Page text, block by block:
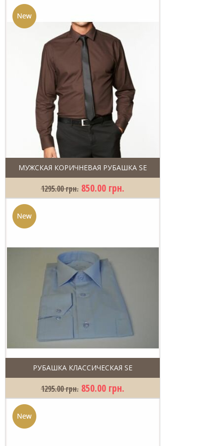
МУЖСКАЯ КОРИЧНЕВАЯ РУБАШКА SE
1295.00 грн. 850.00 грн.
РУБАШКА КЛАССИЧЕСКАЯ SE
1295.00 грн. 850.00 грн.